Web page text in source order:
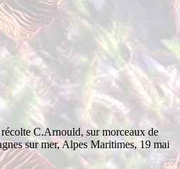
C.Arnould, sur morceaux de
sur mer, Alpes Maritimes, 19 mai